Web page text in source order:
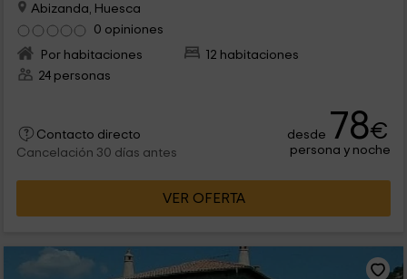
Abizanda, Huesca
0 opiniones
Por habitaciones
12 habitaciones
24 personas
Contacto directo
Cancelación 30 días antes
desde 78€
persona y noche
VER OFERTA